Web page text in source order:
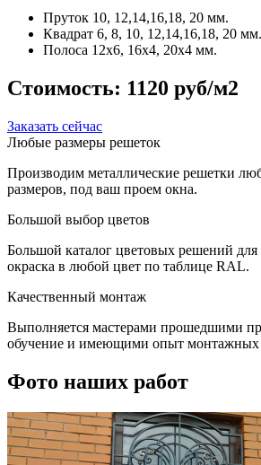
Пруток 10, 12,14,16,18, 20 мм.
Квадрат 6, 8, 10, 12,14,16,18, 20 мм.
Полоса 12x6, 16x4, 20x4 мм.
Стоимость: 1120 руб/м2
Заказать сейчас
Любые размеры решеток
Производим металлические решетки
размеров, под ваш проем окна.
Большой выбор цветов
Большой каталог цветовых решений
окраска в любой цвет по таблице RAL.
Качественный монтаж
Выполняется мастерами прошедшими
обучение и имеющими опыт монтажных
Фото наших работ